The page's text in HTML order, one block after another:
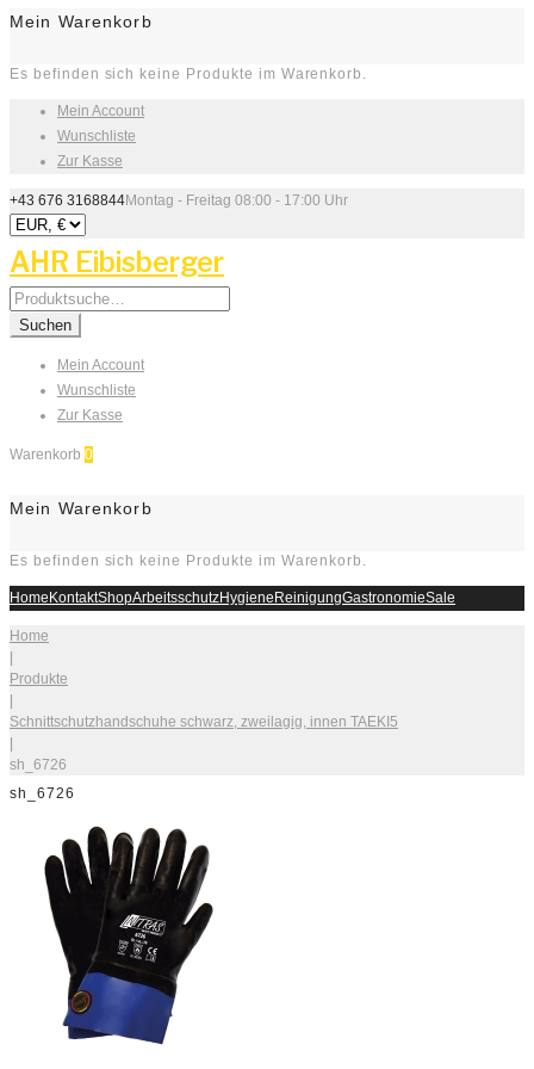
Mein Warenkorb
Es befinden sich keine Produkte im Warenkorb.
Mein Account
Wunschliste
Zur Kasse
+43 676 3168844Montag - Freitag 08:00 - 17:00 Uhr
AHR Eibisberger
Search
for:
Suchen
Mein Account
Wunschliste
Zur Kasse
Warenkorb 0
Mein Warenkorb
Es befinden sich keine Produkte im Warenkorb.
HomeKontaktShopArbeitsschutzHygieneReinigungGastronomieSale
Home
|
Produkte
|
Schnittschutzhandschuhe schwarz, zweilagig, innen TAEKI5
|
sh_6726
sh_6726